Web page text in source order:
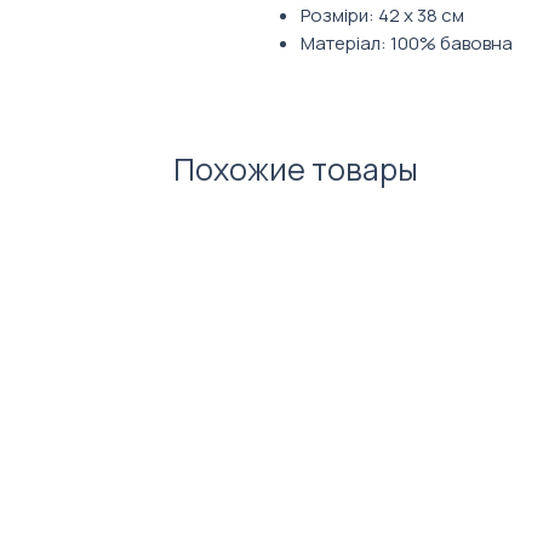
Розміри: 42 х 38 см
Матеріал: 100% бавовна
Похожие товары